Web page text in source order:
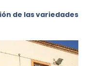
de las variedades